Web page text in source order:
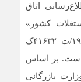
اتاق
کشور»
مطابق بند (۳) تصویب نامه شماره ۱۹۰۳۲۸/ت ۴۱۶۳۲ک
شده است. بر اساس
بازرگانی